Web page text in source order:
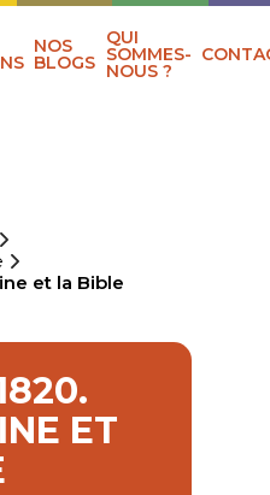
NOS
BLOGS
QUI
SOMMES-
NOUS ?
et la Bible
ET